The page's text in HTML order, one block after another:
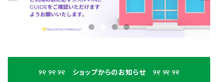
୨୧ ୨୧ ୨୧ ショップからのお知らせ ୨୧ ୨୧ ୨୧